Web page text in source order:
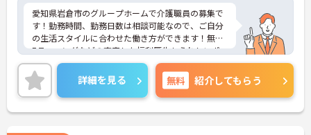
愛知県岩倉市のグループホームで介護職員の募集で
す！勤務時間、勤務日数は相談可能なので、ご自分
の生活スタイルに合わせた働き方ができます！無料
Eラーニングなどの充実した福利厚生もうれしいポ
イント♪ご興味のある方は、面接ポイントをお伝え
しますので、お気軽にご連絡ください。
詳細を見る 無料 紹介してもらう